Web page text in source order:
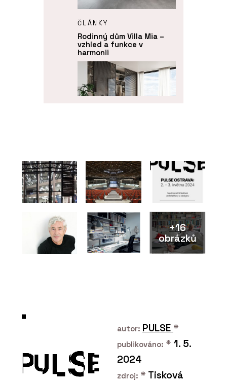
ČLÁNKY
Rodinný dům Villa Mia –
vzhled a funkce v
harmonii
ČLÁNKY
PRODUKTY
Dveře MASTER - JAP
+16
obrázků
autor: PULSE *
publikováno: * 1. 5.
2024
zdroj: * Tisková